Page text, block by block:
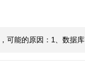
可能的原因：1、数据